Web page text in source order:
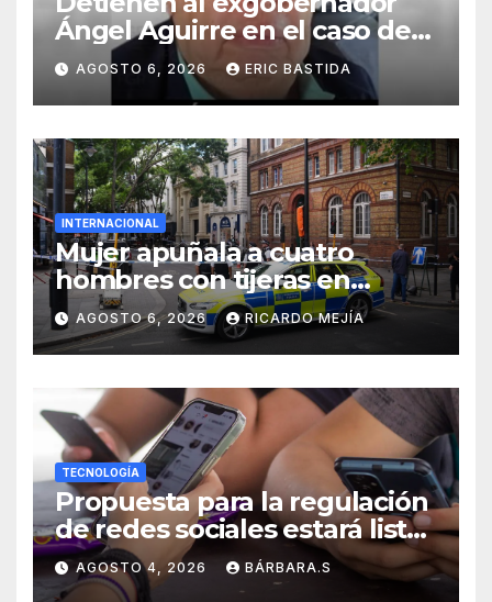
Ángel Aguirre en el caso de
la desaparición de los 43
estudiantes de Ayotzinapa
AGOSTO 6, 2026 ERIC BASTIDA
INTERNACIONAL
Mujer apuñala a cuatro
hombres con tijeras en
Londres: «Es una persona sin
hogar»
AGOSTO 6, 2026 RICARDO MEJÍA
TECNOLOGÍA
Propuesta para la regulación
de redes sociales estará lista
a finales de agosto:
Sheinbaum
AGOSTO 4, 2026 BÁRBARA.S